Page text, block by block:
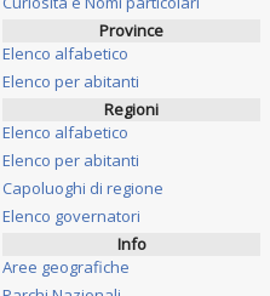
Province
Elenco alfabetico
Elenco per abitanti
Regioni
Elenco alfabetico
Elenco per abitanti
Capoluoghi di regione
Elenco governatori
Info
Aree geografiche